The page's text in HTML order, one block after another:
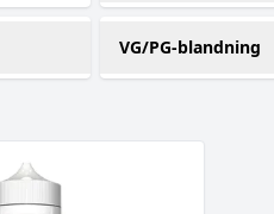
VG/PG-blandning